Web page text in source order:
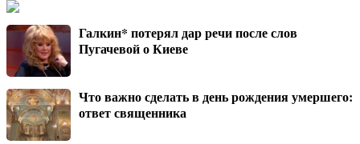
Галкин* потерял дар речи после слов
Пугачевой о Киеве
Что важно сделать в день рождения умершего:
ответ священника